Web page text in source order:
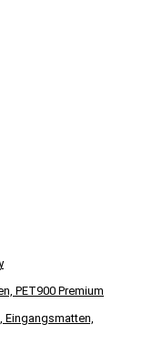
PET900 Premium